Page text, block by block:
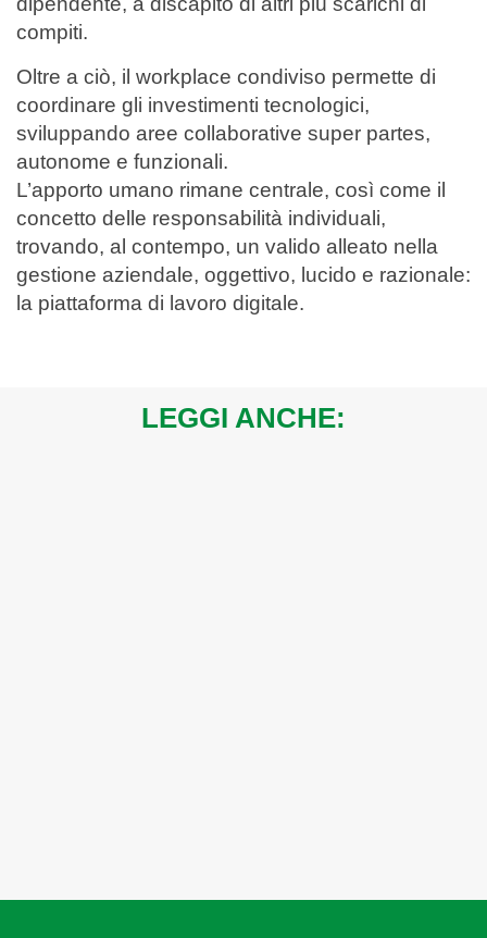
compiti.
Oltre a ciò, il workplace condiviso permette di
coordinare gli investimenti tecnologici,
sviluppando aree collaborative super partes,
autonome e funzionali.
L’apporto umano rimane centrale, così come il
concetto delle responsabilità individuali,
trovando, al contempo, un valido alleato nella
gestione aziendale, oggettivo, lucido e razionale:
la piattaforma di lavoro digitale.
LEGGI ANCHE: